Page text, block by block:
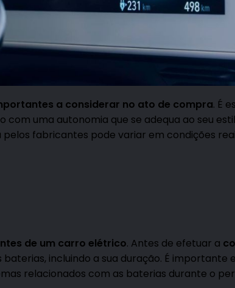
a considerar no ato de compra. É
uma autonomia que se adequa ao seu
fabricantes pode variar em condições
de um carro elétrico. Antes de efetuar a
incluindo a sua duração. É importante
relacionados com as baterias durante o